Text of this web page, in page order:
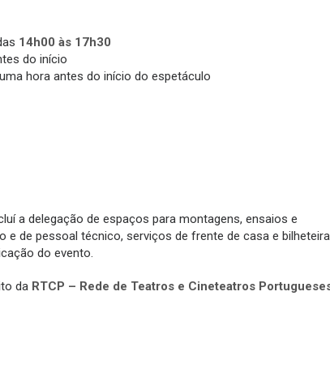
14h00 às 17h30
do início
hora antes do início do espetáculo
a delegação de espaços para montagens, ensaios e
e de pessoal técnico, serviços de frente de casa e
do evento.
da RTCP – Rede de Teatros e Cineteatros